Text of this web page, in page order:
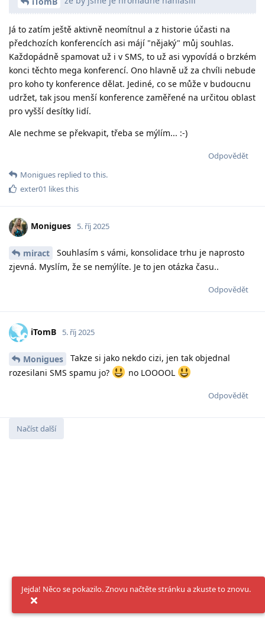
Já to zatím ještě aktivně neomítnul a z historie účasti na
předchozích konferencích asi májí "nějaký" můj souhlas.
Každopádně spamovat už i v SMS, to už asi vypovídá o brzkém
konci těchto mega konferencí. Ono hlavně už za chvíli nebude
pro koho ty konference dělat. Jediné, co se může v budoucnu
udržet, tak jsou menší konference zaměřené na určitou oblast
pro vyšší desítky lidí.
Ale nechme se překvapit, třeba se mýlím... :-)
Odpovědět
Monigues replied to this.
exter01 likes this
Monigues 5. říj 2025
miract
Souhlasím s vámi, konsolidace trhu je naprosto
zjevná. Myslím, že se nemýlíte. Je to jen otázka času..
Odpovědět
iTomB 5. říj 2025
Monigues
Takze si jako nekdo cizi, jen tak objednal
rozesilani SMS spamu jo?
no LOOOOL
Odpovědět
Načíst další
Jejda! Něco se pokazilo. Znovu načtěte stránku a zkuste to znovu.